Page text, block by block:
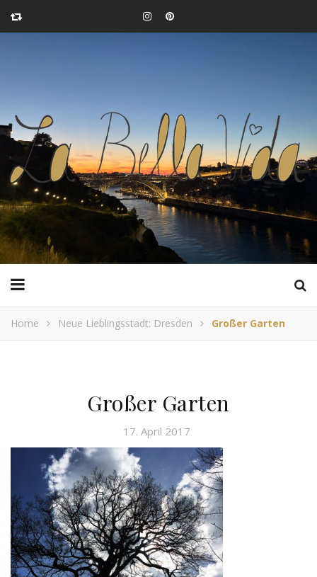
Home Neue Lieblingsstadt: Dresden Großer Garten
Großer Garten
17. April 2017